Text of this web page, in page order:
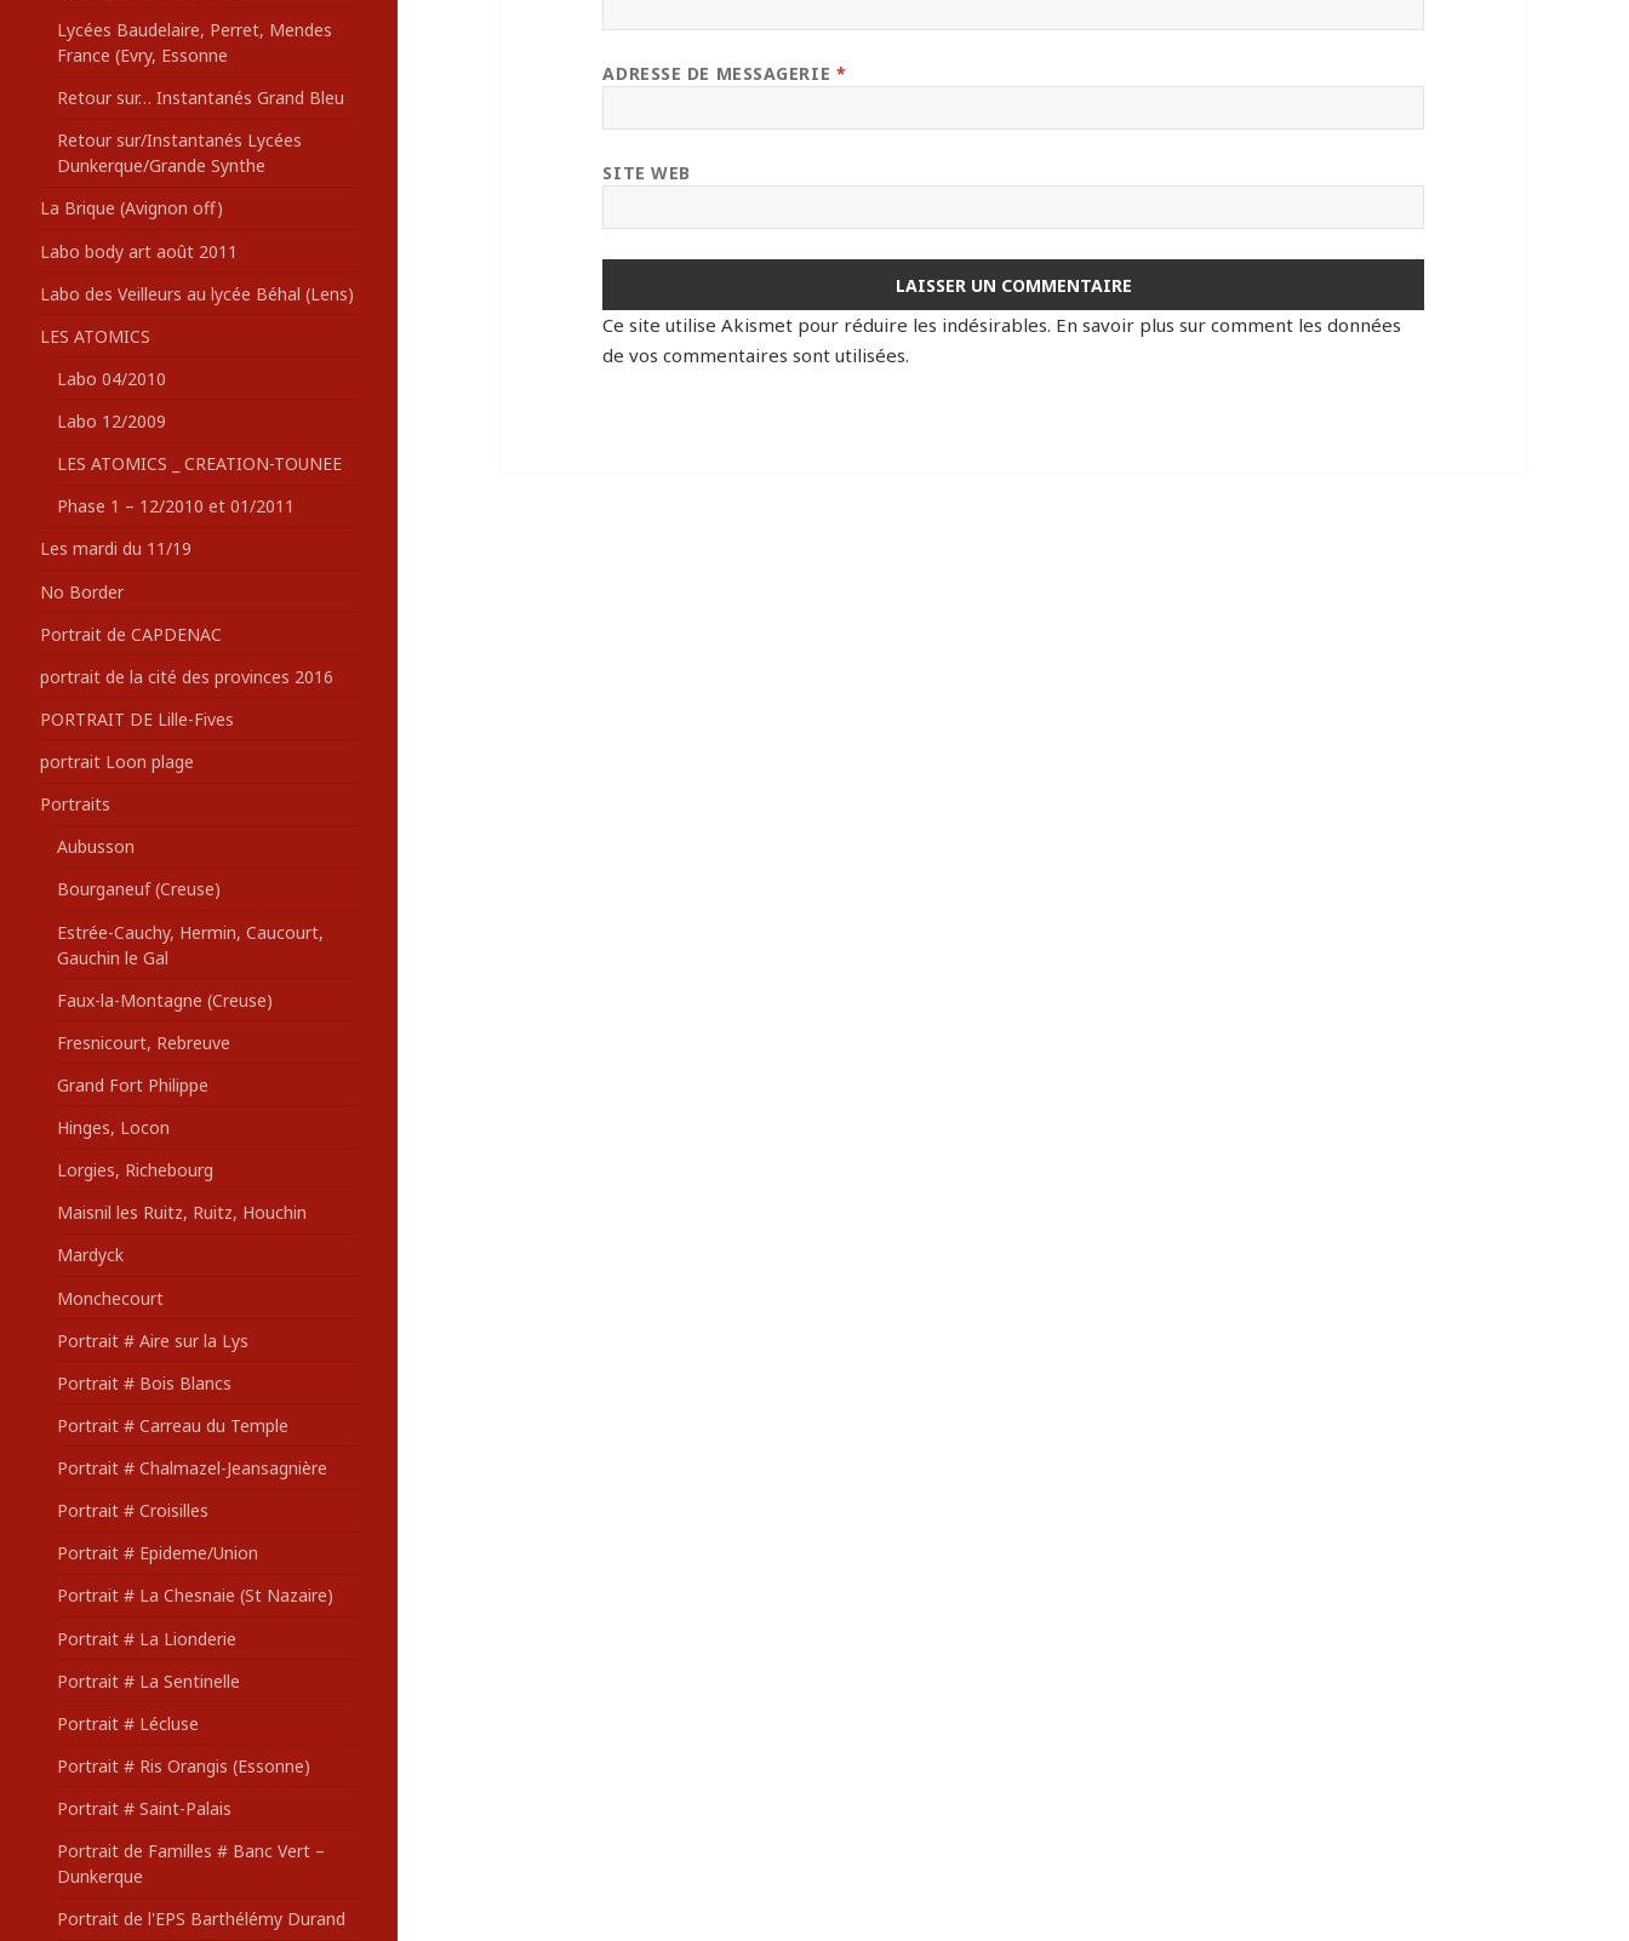
Lycées Baudelaire, Perret, Mendes
France (Evry, Essonne
Retour sur… Instantanés Grand Bleu
Retour sur/Instantanés Lycées
Dunkerque/Grande Synthe
La Brique (Avignon off)
Labo body art août 2011
Labo des Veilleurs au lycée Béhal (Lens)
LES ATOMICS
Labo 04/2010
Labo 12/2009
LES ATOMICS _ CREATION-TOUNEE
Phase 1 – 12/2010 et 01/2011
Les mardi du 11/19
No Border
Portrait de CAPDENAC
portrait de la cité des provinces 2016
PORTRAIT DE Lille-Fives
portrait Loon plage
Portraits
Aubusson
Bourganeuf (Creuse)
Estrée-Cauchy, Hermin, Caucourt,
Gauchin le Gal
Faux-la-Montagne (Creuse)
Fresnicourt, Rebreuve
Grand Fort Philippe
Hinges, Locon
Lorgies, Richebourg
Maisnil les Ruitz, Ruitz, Houchin
Mardyck
Monchecourt
Portrait # Aire sur la Lys
Portrait # Bois Blancs
Portrait # Carreau du Temple
Portrait # Chalmazel-Jeansagnière
Portrait # Croisilles
Portrait # Epideme/Union
Portrait # La Chesnaie (St Nazaire)
Portrait # La Lionderie
Portrait # La Sentinelle
Portrait # Lécluse
Portrait # Ris Orangis (Essonne)
Portrait # Saint-Palais
Portrait de Familles # Banc Vert –
Dunkerque
Portrait de l'EPS Barthélémy Durand
ADRESSE DE MESSAGERIE *
SITE WEB
Ce site utilise Akismet pour réduire les indésirables. En savoir plus sur comment les données
de vos commentaires sont utilisées.